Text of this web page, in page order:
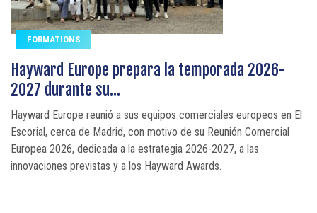
FORMATIONS
Hayward Europe prepara la temporada 2026-
2027 durante su...
Hayward Europe reunió a sus equipos comerciales europeos en El
Escorial, cerca de Madrid, con motivo de su Reunión Comercial
Europea 2026, dedicada a la estrategia 2026-2027, a las
innovaciones previstas y a los Hayward Awards.